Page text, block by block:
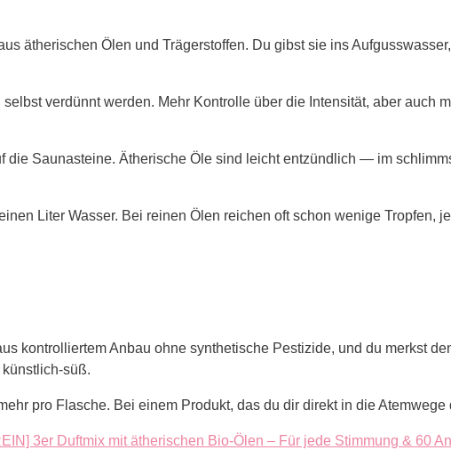
ätherischen Ölen und Trägerstoffen. Du gibst sie ins
verdünnt werden. Mehr Kontrolle über die Intensität, aber auch
die Saunasteine. Ätherische Öle sind leicht entzündlich — im
Liter Wasser. Bei reinen Ölen reichen oft schon wenige Tropfen,
kontrolliertem Anbau ohne synthetische Pestizide, und du merkst
süß.
pro Flasche. Bei einem Produkt, das du dir direkt in die